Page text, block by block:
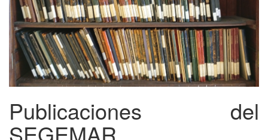
Publicaciones del
SEGEMAR